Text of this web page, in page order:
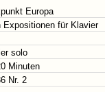
Europa
Expositionen für Klavier
solo
Minuten
Nr. 2